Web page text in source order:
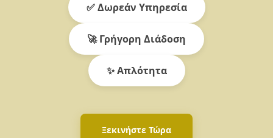
✅ Δωρεάν Υπηρεσία
🚀 Γρήγορη Διάδοση
✨ Απλότητα
Ξεκινήστε Τώρα